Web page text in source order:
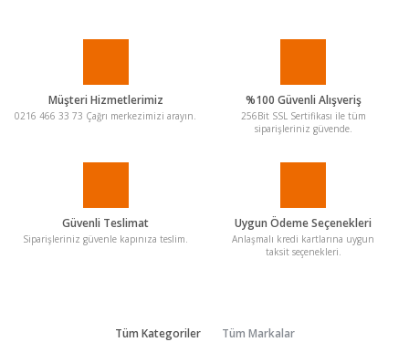
Müşteri Hizmetlerimiz
0216 466 33 73 Çağrı merkezimizi arayın.
%100 Güvenli Alışveriş
256Bit SSL Sertifikası ile tüm
siparişleriniz güvende.
Güvenli Teslimat
Siparişleriniz güvenle kapınıza teslim.
Uygun Ödeme Seçenekleri
Anlaşmalı kredi kartlarına uygun
taksit seçenekleri.
Tüm Kategoriler Tüm Markalar